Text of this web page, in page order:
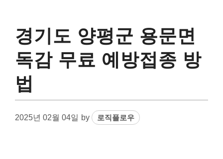
경기도 양평군 용문면
독감 무료 예방접종 방
법
2025년 02월 04일 by 로직플로우